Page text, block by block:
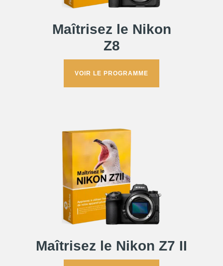
Maîtrisez le Nikon
Z8
VOIR LE PROGRAMME
Maîtrisez le Nikon Z7 II